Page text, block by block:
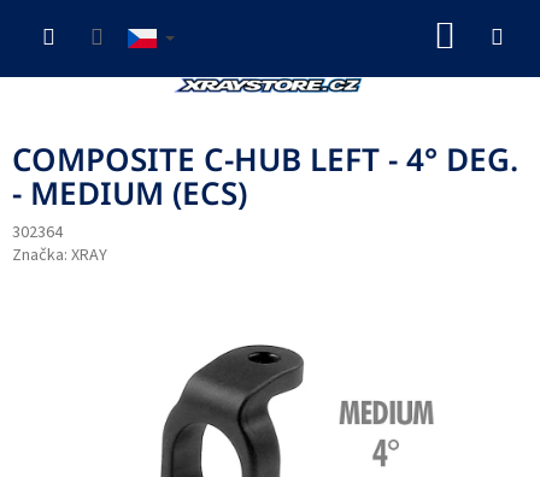
COMPOSITE C-HUB LEFT - 4° DEG.
- MEDIUM (ECS)
302364
Značka: XRAY